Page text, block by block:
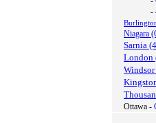
-
Niagara
Sarnia
London
Ottawa -